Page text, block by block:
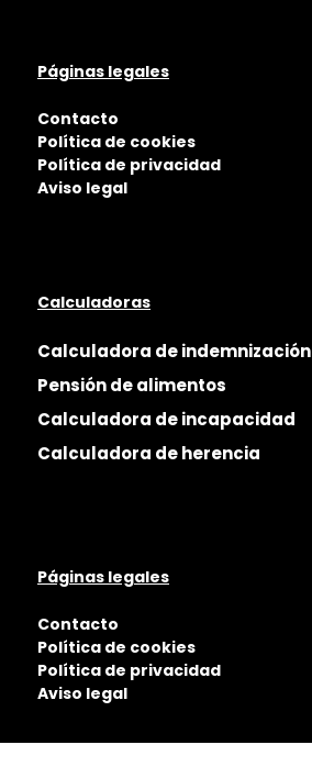
Páginas legales
Contacto
Política de cookies
Política de privacidad
Aviso legal
Calculadoras
Calculadora de indemnización
Pensión de alimentos
Calculadora de incapacidad
Calculadora de herencia
Páginas legales
Contacto
Política de cookies
Política de privacidad
Aviso legal